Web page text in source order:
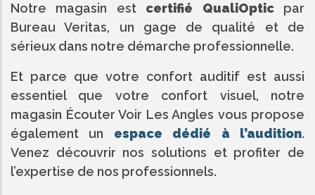
Notre magasin est certifié QualiOpticpar
Bureau Veritas, un gage de qualité et de
sérieux dans notre démarche professionnelle.
Et parce que votre confort auditif est aussi
essentiel que votre confort visuel, notre
magasin Écouter Voir Les Angles vous propose
également un espace dédié à l’audition.
Venez découvrir nos solutions et profiter de
l’expertise de nos professionnels.